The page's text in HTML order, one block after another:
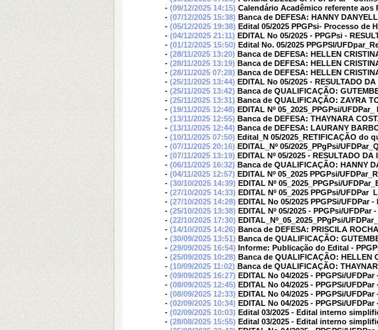
- (09/12/2025 14:15) Calendário Acadêmico referente aos
- (07/12/2025 15:38) Banca de DEFESA: HANNY
- (05/12/2025 19:38) Edital 05/2025 PPGPsi- Processo de
- (04/12/2025 21:11) EDITAL No 05/2025 - PPGPsi -
- (01/12/2025 15:50) Edital No. 05/2025 PPGPSI/
- (28/11/2025 13:20) Banca de DEFESA: HELLEN
- (28/11/2025 13:19) Banca de DEFESA: HELLEN
- (28/11/2025 07:28) Banca de DEFESA: HELLEN
- (25/11/2025 13:44) EDITAL No 05/2025 - RESULTADO
- (25/11/2025 13:42) Banca de QUALIFICAÇÃO:
- (25/11/2025 13:31) Banca de QUALIFICAÇÃO: ZAYRA
- (19/11/2025 12:48) EDITAL Nº 05_2025_PPGPsi/
- (13/11/2025 12:55) Banca de DEFESA: THAYNARA
- (13/11/2025 12:44) Banca de DEFESA: LAURANY
- (10/11/2025 07:50) Edital_N 05/2025_RETIFICAÇÃO do
- (07/11/2025 20:16) EDITAL_Nº 05/2025_PPgPsi/
- (07/11/2025 13:19) EDITAL Nº 05/2025 - RESULTADO
- (06/11/2025 16:32) Banca de QUALIFICAÇÃO: HANNY
- (04/11/2025 12:57) EDITAL Nº 05_2025 PPGPsi/
- (30/10/2025 14:39) EDITAL Nº 05_2025_PPGPsi/
- (27/10/2025 14:33) EDITAL Nº 05_2025 PPGPsi/UFDPar
- (27/10/2025 14:28) EDITAL No 05/2025 PPGPSi/UFDPar
- (25/10/2025 13:38) EDITAL Nº 05/2025 - PPGPsi/UFDPar
- (22/10/2025 17:30) EDITAL_Nº_05_2025_PPgPsi/
- (14/10/2025 14:26) Banca de DEFESA: PRISCILA
- (30/09/2025 13:51) Banca de QUALIFICAÇÃO:
- (29/09/2025 16:54) Informe: Publicação do Edital -
- (25/09/2025 10:28) Banca de QUALIFICAÇÃO: HELLEN
- (10/09/2025 11:02) Banca de QUALIFICAÇÃO:
- (09/09/2025 16:27) EDITAL No 04/2025 - PPGPSi/
- (08/09/2025 12:45) EDITAL No 04/2025 - PPGPSi/
- (08/09/2025 12:33) EDITAL No 04/2025 - PPGPSi/
- (02/09/2025 10:34) EDITAL No 04/2025 - PPGPSi/
- (02/09/2025 10:03) Edital 03/2025 - Edital interno
- (28/08/2025 15:55) Edital 03/2025 - Edital interno